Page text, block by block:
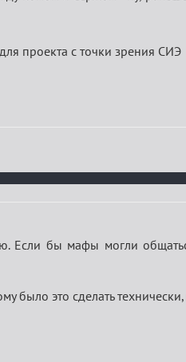
проекта с точки зрения СИЭ
Если бы мафы могли
было это сделать